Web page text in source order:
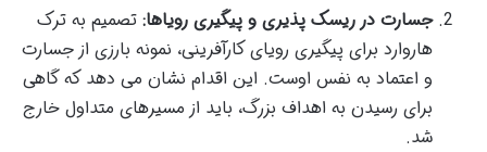
جسارت در ریسک پذیری و پیگیری رویاها: تصمیم به ترک
هاروارد برای پیگیری رویای کارآفرینی، نمونه بارزی از جسارت
و اعتماد به نفس اوست. این اقدام نشان می دهد که گاهی
برای رسیدن به اهداف بزرگ، باید از مسیرهای متداول خارج
شد.